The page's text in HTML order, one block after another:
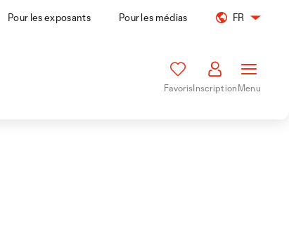
Pour les exposants Pour les médias FR
FavorisInscriptionMenu